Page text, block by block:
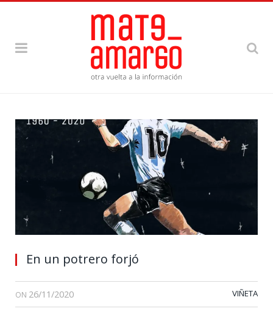
En un potrero forjó
ON 26/11/2020 VIÑETA